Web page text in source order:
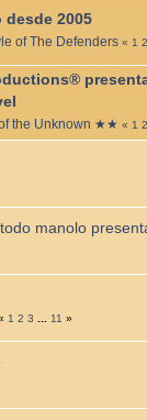
desde 2005
of The Defenders « 1 2
the Unknown ★★ « 1 2
manolo
1 2 3 ... 11 »